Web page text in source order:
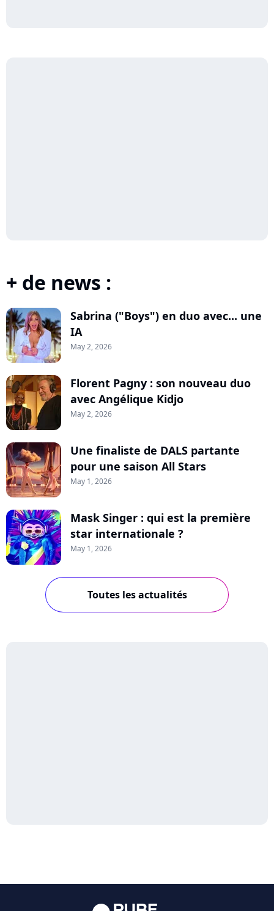
+ de news :
Sabrina ("Boys") en duo avec... une
IA
May 2, 2026
Florent Pagny : son nouveau duo
avec Angélique Kidjo
May 2, 2026
Une finaliste de DALS partante
pour une saison All Stars
May 1, 2026
Mask Singer : qui est la première
star internationale ?
May 1, 2026
Toutes les actualités